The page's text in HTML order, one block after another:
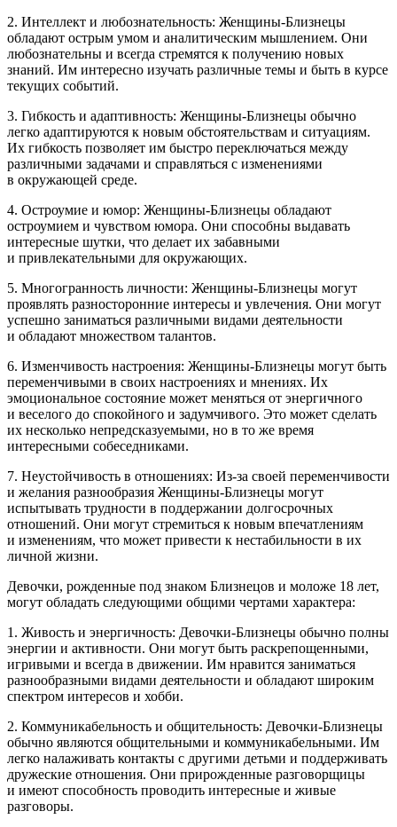
2. Интеллект и любознательность: Женщины-Близнецы
обладают острым умом и аналитическим мышлением. Они
любознательны и всегда стремятся к получению новых
знаний. Им интересно изучать различные темы и быть в курсе
текущих событий.
3. Гибкость и адаптивность: Женщины-Близнецы обычно
легко адаптируются к новым обстоятельствам и ситуациям.
Их гибкость позволяет им быстро переключаться между
различными задачами и справляться с изменениями
в окружающей среде.
4. Остроумие и юмор: Женщины-Близнецы обладают
остроумием и чувством юмора. Они способны выдавать
интересные шутки, что делает их забавными
и привлекательными для окружающих.
5. Многогранность личности: Женщины-Близнецы могут
проявлять разносторонние интересы и увлечения. Они могут
успешно заниматься различными видами деятельности
и обладают множеством талантов.
6. Изменчивость настроения: Женщины-Близнецы могут быть
переменчивыми в своих настроениях и мнениях. Их
эмоциональное состояние может меняться от энергичного
и веселого до спокойного и задумчивого. Это может сделать
их несколько непредсказуемыми, но в то же время
интересными собеседниками.
7. Неустойчивость в отношениях: Из-за своей переменчивости
и желания разнообразия Женщины-Близнецы могут
испытывать трудности в поддержании долгосрочных
отношений. Они могут стремиться к новым впечатлениям
и изменениям, что может привести к нестабильности в их
личной жизни.
Девочки, рожденные под знаком Близнецов и моложе 18 лет,
могут обладать следующими общими чертами характера:
1. Живость и энергичность: Девочки-Близнецы обычно полны
энергии и активности. Они могут быть раскрепощенными,
игривыми и всегда в движении. Им нравится заниматься
разнообразными видами деятельности и обладают широким
спектром интересов и хобби.
2. Коммуникабельность и общительность: Девочки-Близнецы
обычно являются общительными и коммуникабельными. Им
легко налаживать контакты с другими детьми и поддерживать
дружеские отношения. Они прирожденные разговорщицы
и имеют способность проводить интересные и живые
разговоры.